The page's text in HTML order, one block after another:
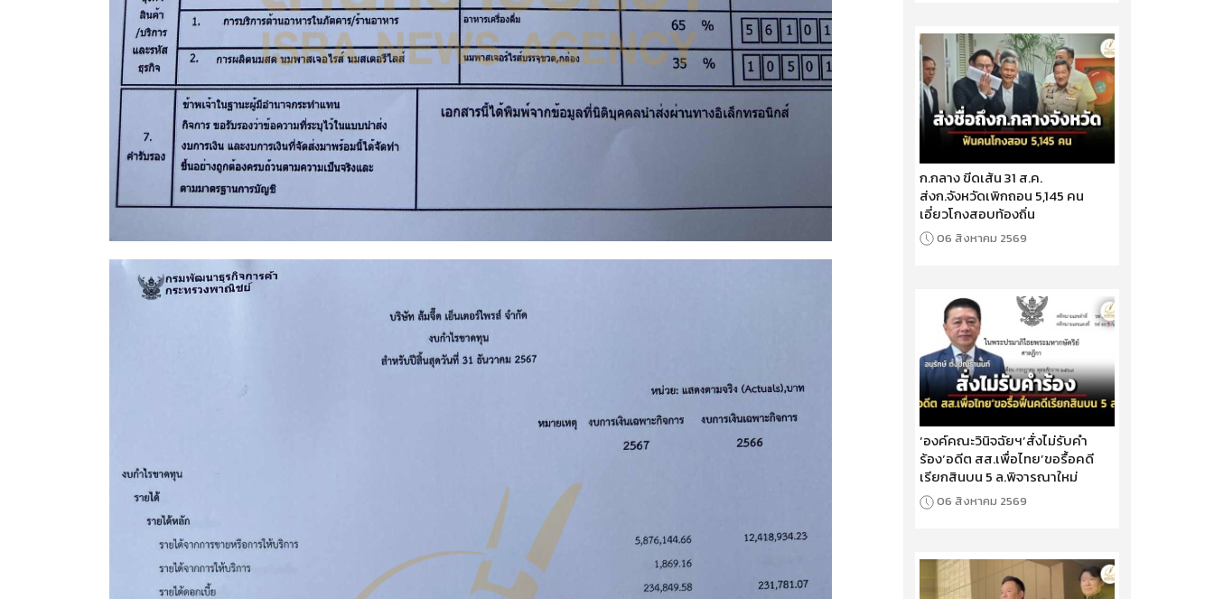
ก.กลาง ขีดเส้น 31 ส.ค.
ส่งก.จังหวัดเพิกถอน 5,145 คน
เอี่ยวโกงสอบท้องถิ่น
06 สิงหาคม 2569
‘องค์คณะวินิจฉัยฯ’สั่งไม่รับคำ
ร้อง‘อดีต สส.เพื่อไทย’ขอรื้อคดี
เรียกสินบน 5 ล.พิจารณาใหม่
06 สิงหาคม 2569